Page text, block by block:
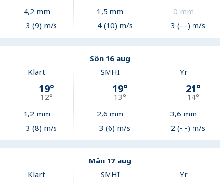
4,2 mm
3 (9) m/s
1,5 mm
4 (10) m/s
0 mm
3 (- -) m/s
Sön 16 aug
Klart
19°
12°
1,2 mm
3 (8) m/s
SMHI
19°
13°
2,6 mm
3 (6) m/s
Yr
21°
14°
3,6 mm
2 (- -) m/s
Mån 17 aug
Klart
SMHI Yr